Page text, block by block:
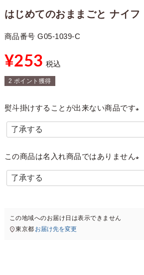
はじめてのおままごと ナイフ
商品番号 G05-1039-C
¥253 税込
2 ポイント獲得
熨斗掛けすることが出来ない商品です
必
この商品は名入れ商品ではありません
必
この地域へのお届け日は表示できません
東京都 お届け先を変更